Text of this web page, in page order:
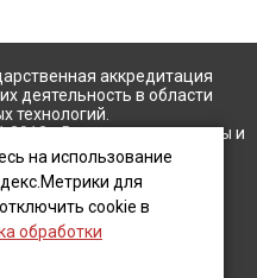
на использование
для
cookie в
обработки
аккредитация
деятельность в области
технологий.
Все права защищены и
материалов сайта
разрешения.
"Центр Бухгалтерского